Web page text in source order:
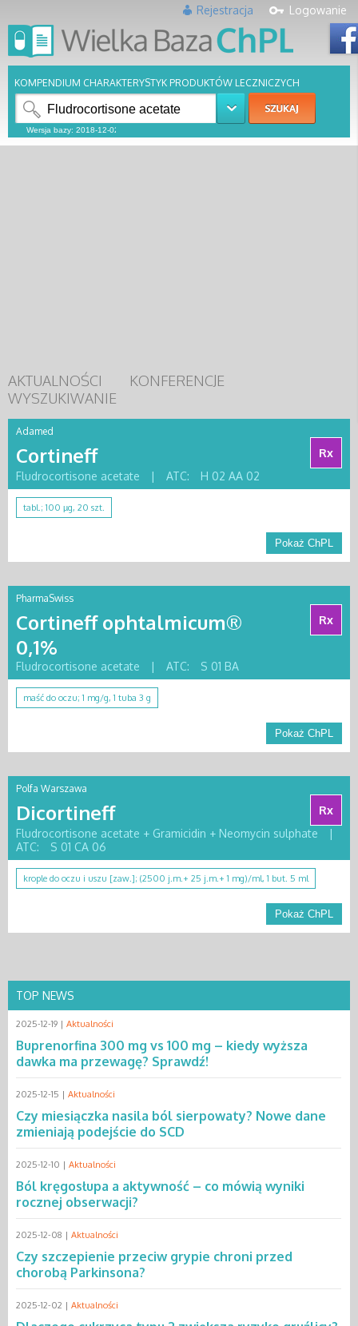
Logowanie
Rejestracja
KOMPENDIUM CHARAKTERYSTYK PRODUKTÓW LECZNICZYCH
AKTUALNOŚCI
KONFERENCJE
WYSZUKIWANIE
Adamed
Cortineff
Rx
Fludrocortisone acetate
| ATC: H 02 AA 02
tabl.; 100 µg, 20 szt.
Pokaż ChPL
PharmaSwiss
Cortineff ophtalmicum®
0,1%
Rx
Fludrocortisone acetate | ATC: S 01 BA
maść do oczu; 1 mg/g, 1 tuba 3 g
Pokaż ChPL
Polfa Warszawa
Dicortineff
Rx
Fludrocortisone acetate + Gramicidin + Neomycin sulphate
|
ATC:
S 01 CA 06
krople do oczu i uszu [zaw.]; (2500 j.m.+ 25 j.m.+ 1 mg)/ml, 1 but. 5 ml
Pokaż ChPL
TOP NEWS
2025-12-19 | Aktualności
Buprenorfina 300 mg vs 100 mg – kiedy wyższa
dawka ma przewagę? Sprawdź!
2025-12-15 | Aktualności
Czy miesiączka nasila ból sierpowaty? Nowe dane
zmieniają podejście do SCD
2025-12-10 | Aktualności
Ból kręgosłupa a aktywność – co mówią wyniki
rocznej obserwacji?
2025-12-08 | Aktualności
Czy szczepienie przeciw grypie chroni przed
chorobą Parkinsona?
2025-12-02 | Aktualności